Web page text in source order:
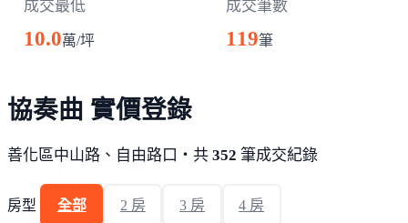
成交最低
10.0萬/坪
成交筆數
119筆
協奏曲 實價登錄
善化區中山路、自由路口・共 352 筆成交紀錄
房型 全部 2 房 3 房 4 房